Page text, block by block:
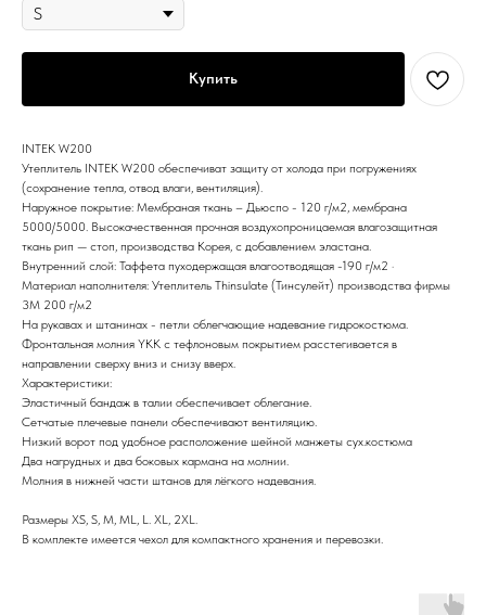
Купить
INTEK W200
Утеплитель INTEK W200 обеспечиват защиту от холода при погружениях
(сохранение тепла, отвод влаги, вентиляция).
Наружное покрытие: Mембраная ткань – Дьюспо - 120 г/м2, мембрана
5000/5000. Высокачественная прочная воздухопроницаемая влагозащитная
ткань рип — стоп, производства Корея, с добавлением эластана.
Внутренний слой: Таффета пуходержащая влагоотводящая -190 г/м2 ·
Материал наполнителя: Утеплитель Thinsulate (Тинсулейт) производства фирмы
3М 200 г/м2
На рукавах и штанинах - петли облегчающие надевание гидрокостюма.
Фронтальная молния YKK с тефлоновым покрытием расстегивается в
направлении сверху вниз и снизу вверх.
Характеристики:
Эластичный бандаж в талии обеспечивает облегание.
Сетчатые плечевые панели обеспечивают вентиляцию.
Низкий ворот под удобное расположение шейной манжеты сух.костюма
Два нагрудных и два боковых кармана на молнии.
Молния в нижней части штанов для лёгкого надевания.
Размеры XS, S, M, ML, L. XL, 2XL.
В комплекте имеется чехол для компактного хранения и перевозки.